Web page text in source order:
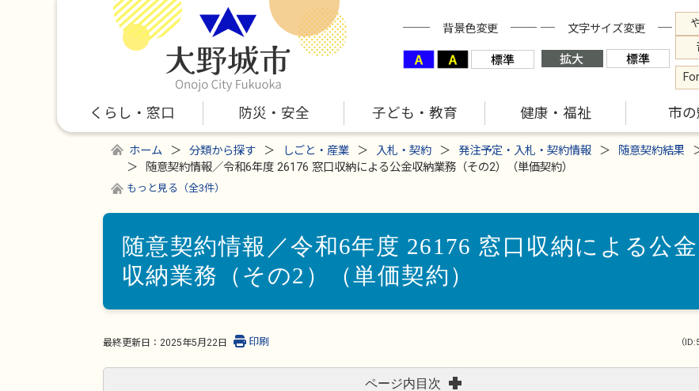
背景色変更 文字サイズ変更
くらし・窓口 防災・安全 子ども・教育 健康・福祉 市の
ホーム 分類から探す しごと・産業 入札・契約 発注予定・入札・契約情報 随意契約結果
随意契約情報／令和6年度 26176 窓口収納による公金収納業務（その2）（単価契約）
もっと見る（全3件）
随意契約情報／令和6年度 26176 窓口収納による公金
収納業務（その2）（単価契約）
最終更新日： 2025年5月22日 （
印刷
ページ内目次